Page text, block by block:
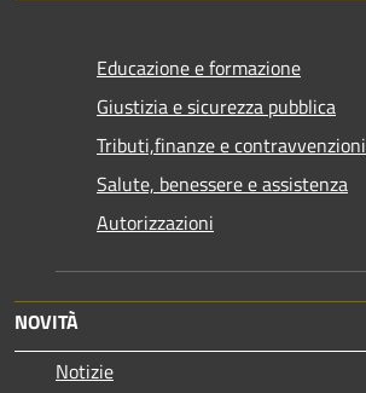
Educazione e formazione
Giustizia e sicurezza pubblica
Tributi,finanze e contravvenzioni
Salute, benessere e assistenza
Autorizzazioni
NOVITÀ
Notizie